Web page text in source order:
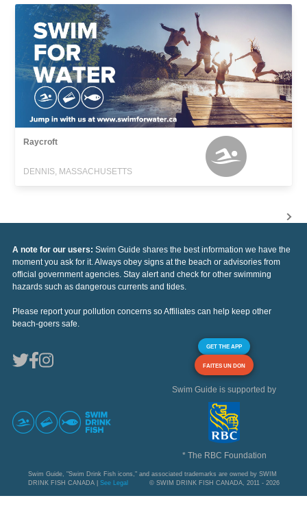
Raycroft
DENNIS, MASSACHUSETTS
A note for our users: Swim Guide shares the best information we have the
moment you ask for it. Always obey signs at the beach or advisories from
official government agencies. Stay alert and check for other swimming
hazards such as dangerous currents and tides.
Please report your pollution concerns so Affiliates can help keep other
beach-goers safe.
GET THE APP
FAITES UN DON
Swim Guide is supported by
* The RBC Foundation
Swim Guide, "Swim Drink Fish icons," and associated trademarks are owned by SWIM
DRINK FISH CANADA | See Legal © SWIM DRINK FISH CANADA, 2011 - 2026